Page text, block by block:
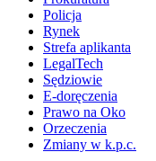
Policja
Rynek
Strefa aplikanta
LegalTech
Sędziowie
E-doręczenia
Prawo na Oko
Orzeczenia
Zmiany w k.p.c.